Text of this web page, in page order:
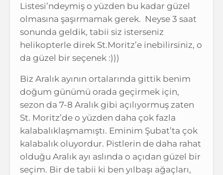
Listesi’ndeymiş o yüzden bu kadar güzel
olmasına şaşırmamak gerek. Neyse 3 saat
sonunda geldik, tabii siz isterseniz
helikopterle direk St.Moritz’e inebilirsiniz, o
da güzel bir seçenek :)))
Biz Aralık ayının ortalarında gittik benim
doğum günümü orada geçirmek için,
sezon da 7-8 Aralık gibi açılıyormuş zaten
St. Moritz’de o yüzden daha çok fazla
kalabalıklaşmamıştı. Eminim Şubat’ta çok
kalabalık oluyordur. Pistlerin de daha rahat
olduğu Aralık ayı aslında o açıdan güzel bir
seçim. Bir de tabii ki ben yılbaşı ağaçları,